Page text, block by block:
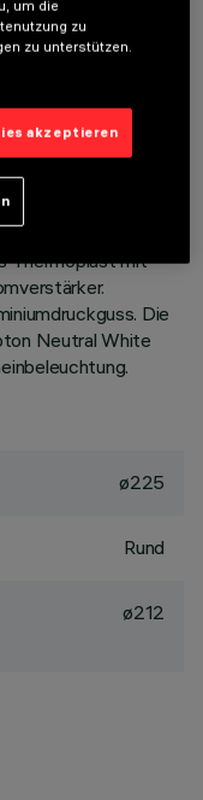
von LED-
mit Falz zur
Thermoplast mit
Die
Neutral White
ø225
Rund
ø212
um die
zu
zu unterstützen.
akzeptieren